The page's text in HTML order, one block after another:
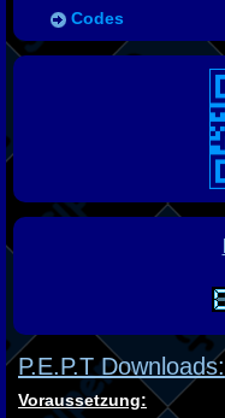
Codes
P.E.P.T Downloads:
Voraussetzung: